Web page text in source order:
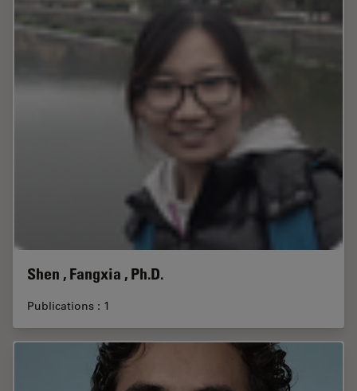
Shen , Fangxia , Ph.D.
Publications : 1